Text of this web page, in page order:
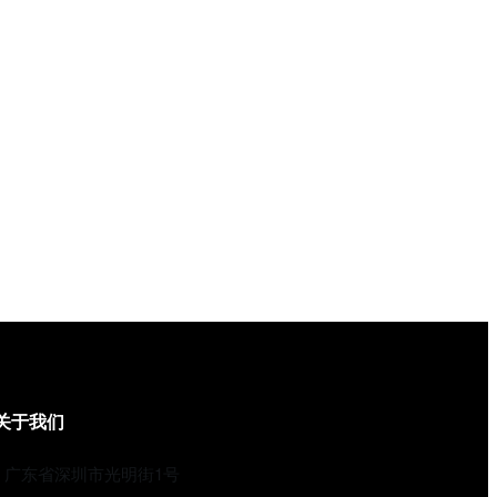
于我们
广东省深圳市光明街1号